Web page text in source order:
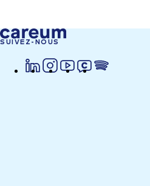
SUIVEZ-NOUS